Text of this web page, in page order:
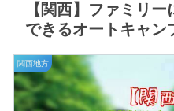
【関西】ファミリ
できるオートキャン
関西地方